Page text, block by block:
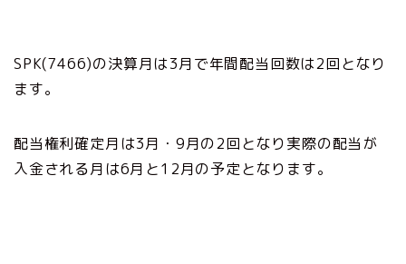
SPK(7466)の決算月は3月で年間配当回数は2回となり
ます。
配当権利確定月は3月・9月の2回となり実際の配当が
入金される月は6月と12月の予定となります。